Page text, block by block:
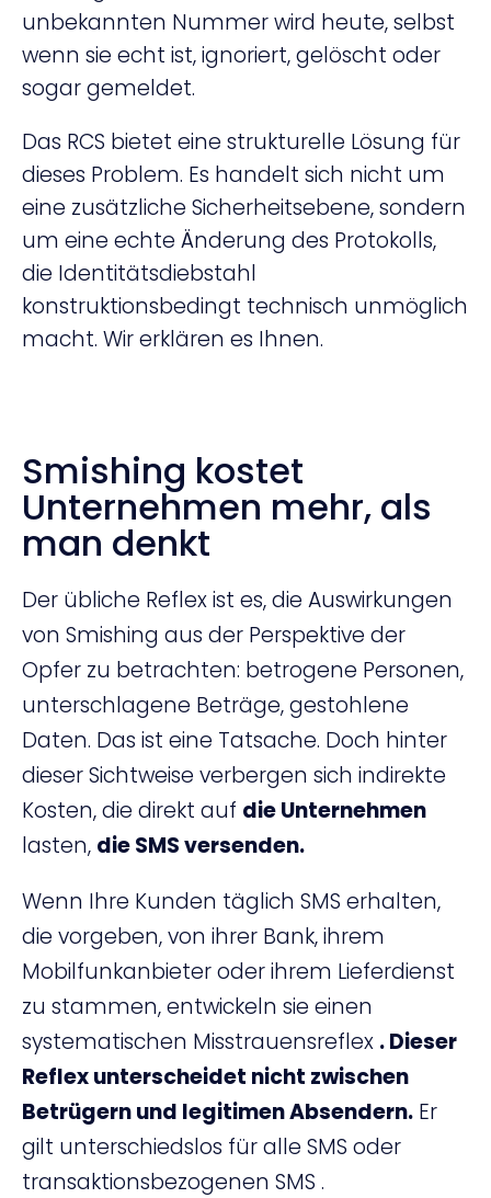
unbekannten Nummer wird heute, selbst
wenn sie echt ist, ignoriert, gelöscht oder
sogar gemeldet.
Das RCS bietet eine strukturelle Lösung für
dieses Problem. Es handelt sich nicht um
eine zusätzliche Sicherheitsebene, sondern
um eine echte Änderung des Protokolls,
die Identitätsdiebstahl
konstruktionsbedingt technisch unmöglich
macht. Wir erklären es Ihnen.
Smishing kostet
Unternehmen mehr, als
man denkt
Der übliche Reflex ist es, die Auswirkungen
von Smishing aus der Perspektive der
Opfer zu betrachten: betrogene Personen,
unterschlagene Beträge, gestohlene
Daten. Das ist eine Tatsache. Doch hinter
dieser Sichtweise verbergen sich indirekte
Kosten, die direkt auf die Unternehmen
lasten, die SMS versenden.
Wenn Ihre Kunden täglich SMS erhalten,
die vorgeben, von ihrer Bank, ihrem
Mobilfunkanbieter oder ihrem Lieferdienst
zu stammen, entwickeln sie einen
systematischen Misstrauensreflex . Dieser
Reflex unterscheidet nicht zwischen
Betrügern und legitimen Absendern. Er
gilt unterschiedslos für alle SMS oder
transaktionsbezogenen SMS .